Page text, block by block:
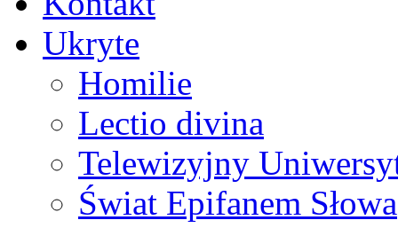
Ukryte
Homilie
Lectio divina
Telewizyjny
Świat Epifanem Słowa